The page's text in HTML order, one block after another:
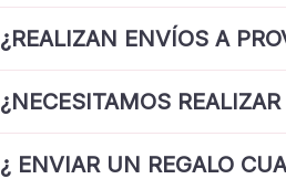
¿REALIZAN ENVÍOS A
¿NECESITAMOS
¿ ENVIAR UN REGALO